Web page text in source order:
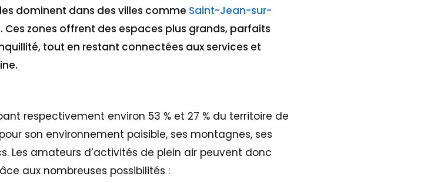
dominent dans des villes comme Saint-Jean-sur-
zones offrent des espaces plus grands, parfaits
tout en restant connectées aux services et
respectivement environ 53 % et 27 % du territoire de
son environnement paisible, ses montagnes, ses
Les amateurs d’activités de plein air peuvent donc
aux nombreuses possibilités :